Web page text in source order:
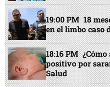
19:00 PM 18
en el limbo caso
18:16 PM
positivo por
Salud